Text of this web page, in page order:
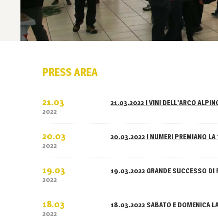
PRESS AREA
21.03
2022
21.03.2022 I VINI DELL'ARCO
20.03
2022
20.03.2022 I NUMERI PREMIANO LA
19.03
2022
19.03.2022 GRANDE SUCCESSO DI
18.03
2022
18.03.2022 SABATO E DOMENICA